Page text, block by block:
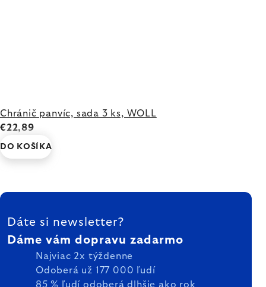
Chránič panvíc, sada 3 ks, WOLL
€22,89
DO KOŠÍKA
ZÁPÄTIE
Dáte si newsletter?
Dáme vám dopravu zadarmo
Najviac 2x týždenne
Odoberá už 177 000 ľudí
85 % ľudí odoberá dlhšie ako rok